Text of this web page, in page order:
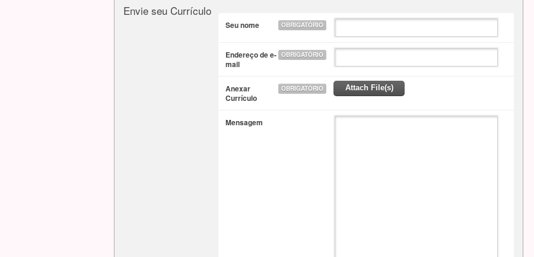
Envie seu Currículo
OBRIGATÓRIO
Seu nome
OBRIGATÓRIO
Endereço de e-
mail
OBRIGATÓRIO
Anexar
Currículo
Attach File(s)
Mensagem